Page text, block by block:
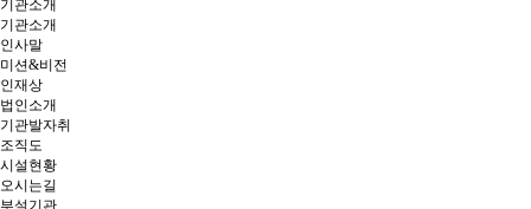
기관소개
기관소개
인사말
미션&비전
인재상
법인소개
기관발자취
조직도
시설현황
오시는길
부설기관